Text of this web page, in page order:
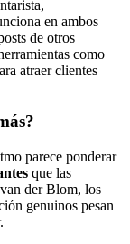
en ambos
de otros
como
atraer clientes
parece ponderar
que las
der Blom, los
genuinos pesan